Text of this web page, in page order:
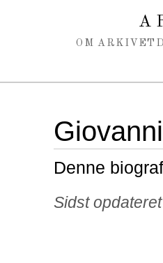
OM ARKIVET
Denne
Sidst